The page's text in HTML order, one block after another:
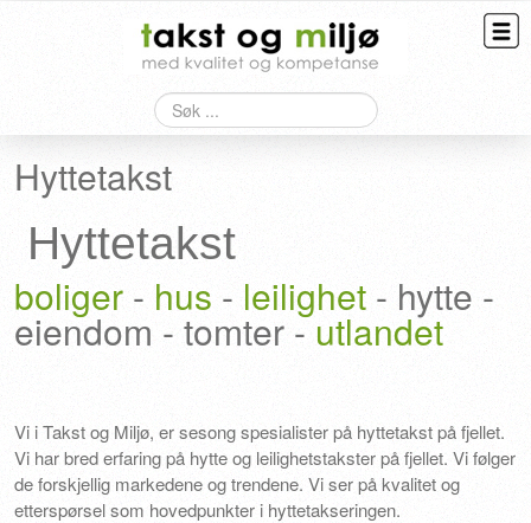
Bygningskontroll
Kontakt
Søk
Hyttetakst
Hyttetakst
boliger - hus - leilighet - hytte -
eiendom - tomter -utlandet
Vi i Takst og Miljø, er sesong spesialister på hyttetakst på fjellet.
Vi har bred erfaring på hytte og leilighetstakster på fjellet. Vi følger
de forskjellig markedene og trendene. Vi ser på kvalitet og
etterspørsel som hovedpunkter i hyttetakseringen.